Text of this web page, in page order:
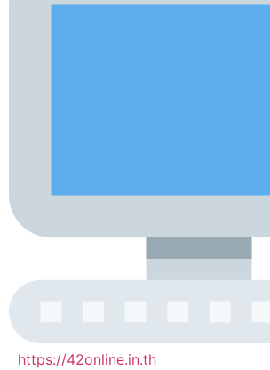
https://42online.in.th